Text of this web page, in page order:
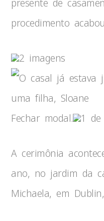
presente de
procedimento
2 imagens
Fechar modal. 1
A cerimônia
ano, no jardim da
Michaela, em